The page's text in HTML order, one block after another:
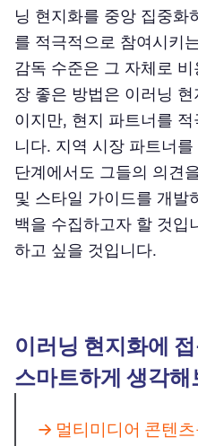
닝 현지화를 중앙 집중화
를 적극적으로 참여시키
감독 수준은 그 자체로
장 좋은 방법은 이러닝
이지만, 현지 파트너를
니다. 지역 시장 파트너
단계에서도 그들의 의견
및 스타일 가이드를 개발
백을 수집하고자 할 것입
하고 싶을 것입니다.
이러닝 현지화에
스마트하게 생각해
→ 멀티미디어 콘텐